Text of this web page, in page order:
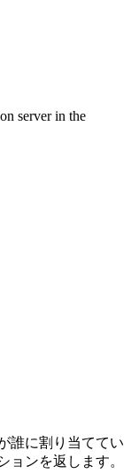
server in the
誰に割り当ててい
ョンを返します。